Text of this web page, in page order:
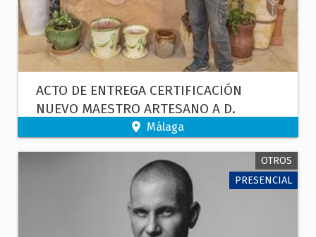
ACTO DE ENTREGA CERTIFICACIÓN
NUEVO MAESTRO ARTESANO A D.
PASCUAL CÓZAR Y PRESENTACIÓN
LA PROVINCIA DE MÁLAGA
Málaga
OTROS
PRESENCIAL